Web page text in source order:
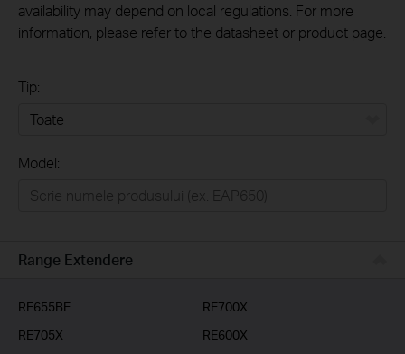
availability may depend on local regulations. For more
information, please refer to the datasheet or product page.
Tip:
Business
Model:
Range Extendere
RE655BE
RE700X
RE705X
RE600X